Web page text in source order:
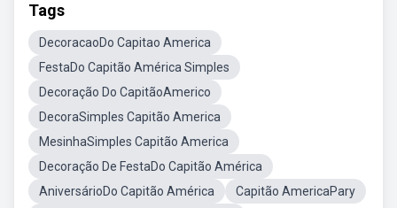
Tags
DecoracaoDo Capitao America
FestaDo Capitão América Simples
Decoração Do CapitãoAmerico
DecoraSimples Capitão America
MesinhaSimples Capitão America
Decoração De FestaDo Capitão América
AniversárioDo Capitão América
Capitão AmericaPary